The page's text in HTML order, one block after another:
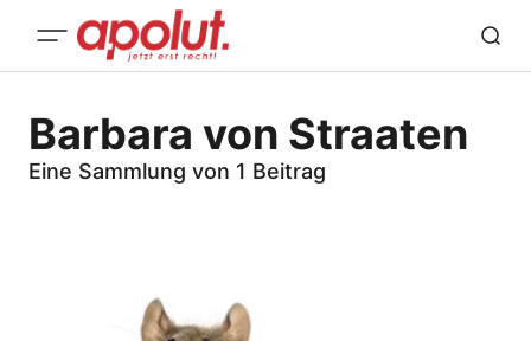
Barbara von Straaten
Eine Sammlung von 1 Beitrag